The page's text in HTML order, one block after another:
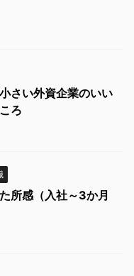
さい外資企業のいい
ろ
所感（入社～3か月